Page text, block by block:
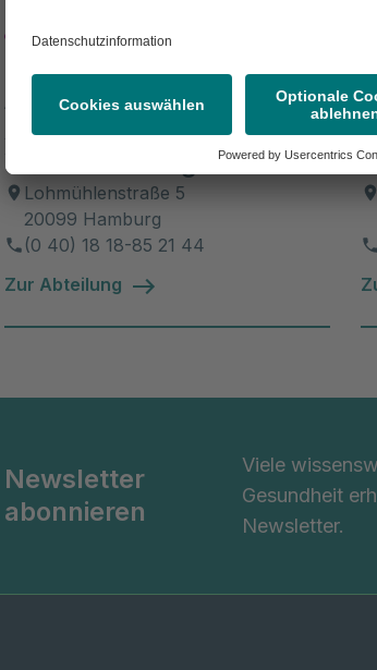
Asklepios Klinik St. Georg
Allgemein- und
Viszeralchirurgie
Lohmühlenstraße 5
20099 Hamburg
(0 40) 18 18-85 21 44
Zur Abteilung
Newsletter
abonnieren
Viele
Gesundheit
Newsletter.